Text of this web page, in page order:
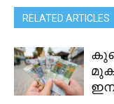
RELATED ARTICLES